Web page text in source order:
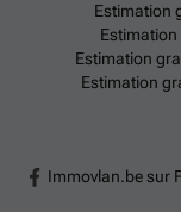
Estimation
Estimation
Estimation
Immovlan.be sur